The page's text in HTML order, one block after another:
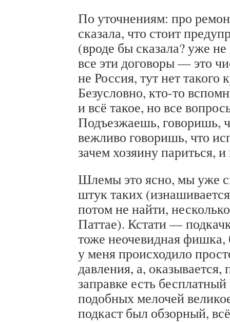
По уточнениям: про
сказала, что стоит
(вроде бы сказала? уже
все эти договоры — это
не Россия, тут нет такого
Безусловно, кто-то
и всё такое, но все
Подъезжаешь, говоришь,
вежливо говоришь, что
зачем хозяину париться, и
Шлемы это ясно, мы уже
штук таких
потом не найти,
Паттае). Кстати —
тоже неочевидная
у меня происходило
давления, а,
заправке есть
подобных мелочей
подкаст был обзорный,